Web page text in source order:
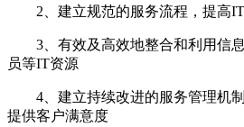
2、建立规范的服务流程，提高
3 、有效及高效地整合和利用信
员等IT资源
4 、建立持续改进的服务管理机
提供客户满意度